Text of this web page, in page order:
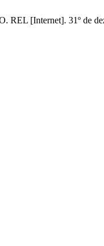
[Internet]. 31º de